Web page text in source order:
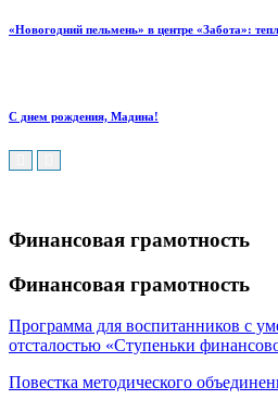
«Новогодний пельмень» в центре «Забота»:
С днем рождения, Мадина!
Финансовая грамотность
Финансовая грамотность
Программа для воспитанников с
отсталостью «Ступеньки
Повестка методического